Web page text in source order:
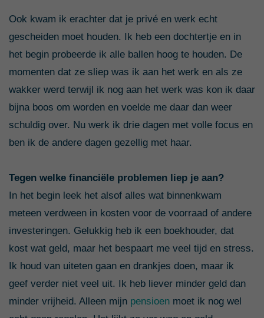
Ook kwam ik erachter dat je privé en werk echt
gescheiden moet houden. Ik heb een dochtertje en in
het begin probeerde ik alle ballen hoog te houden. De
momenten dat ze sliep was ik aan het werk en als ze
wakker werd terwijl ik nog aan het werk was kon ik daar
bijna boos om worden en voelde me daar dan weer
schuldig over. Nu werk ik drie dagen met volle focus en
ben ik de andere dagen gezellig met haar.
Tegen welke financiële problemen liep je aan?
In het begin leek het alsof alles wat binnenkwam
meteen verdween in kosten voor de voorraad of andere
investeringen. Gelukkig heb ik een boekhouder, dat
kost wat geld, maar het bespaart me veel tijd en stress.
Ik houd van uiteten gaan en drankjes doen, maar ik
geef verder niet veel uit. Ik heb liever minder geld dan
minder vrijheid. Alleen mijn pensioen moet ik nog wel